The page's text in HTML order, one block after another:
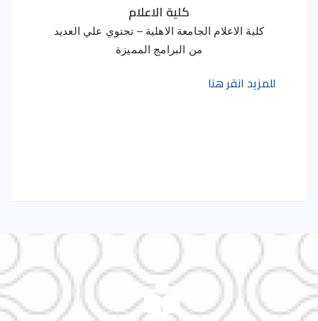
كلية الاعلام
كلية الاعلام الجامعة الاهلية – تحتوي علي العديد
من البرامج المميزة
للمزيد انقر هنا